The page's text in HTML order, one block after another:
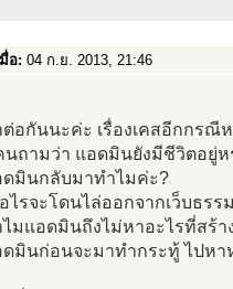
อ: 04 ก.ย. 2013, 21:46
ต่อกันนะค่ะ เรื่องเคสอีกกรณี
นถามว่า แอดมินยังมีชีวิตอยู่ห
ดมินกลับมาทำไมค่ะ?
ไรจะโดนไล่ออกจากเว็บธรร
มแอดมินถึงไม่หาอะไรที่สร้า
ดมินก่อนจะมาทำกระทู้ ไปห